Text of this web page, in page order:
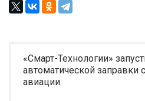
«Смарт-Технологии»
автоматической заправки
авиации